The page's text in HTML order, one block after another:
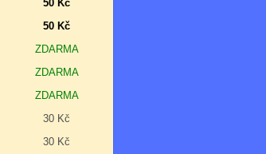
50 Kč
50 Kč
ZDARMA
ZDARMA
ZDARMA
30 Kč
30 Kč